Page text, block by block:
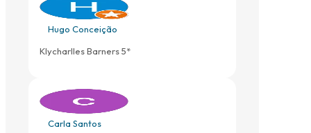
Hugo Conceição
Klycharlles Barners 5*
Carla Santos